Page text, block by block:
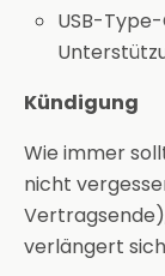
USB-
Kündigung
Wie immer
nicht
verlängert